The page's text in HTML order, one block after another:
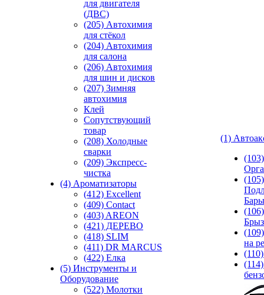
для двигателя
(ДВС)
(205) Автохимия
для стёкол
(204) Автохимия
для салона
(206) Автохимия
для шин и дисков
(207) Зимняя
автохимия
Клей
Сопутствующий
товар
(208) Холодные
сварки
(209) Экспреcс-
чистка
(4) Ароматизаторы
(412) Excellent
(409) Contact
(403) AREON
(421) ДЕРЕВО
(418) SLIM
(411) DR MARCUS
(422) Елка
(5) Инструменты и
Оборудование
(522) Молотки
(1)
(105)
Бары
(106)
на